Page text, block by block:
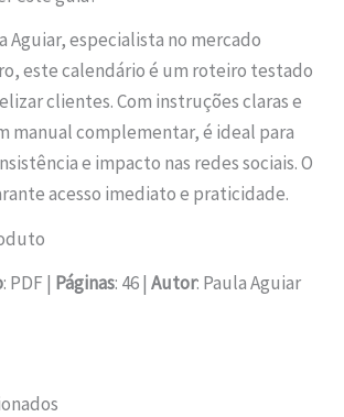
Aguiar, especialista no mercado
este calendário é um roteiro testado
clientes. Com instruções claras e
manual complementar, é ideal para
e impacto nas redes sociais. O
acesso imediato e praticidade.
: PDF | Páginas: 46 |Autor: Paula Aguiar